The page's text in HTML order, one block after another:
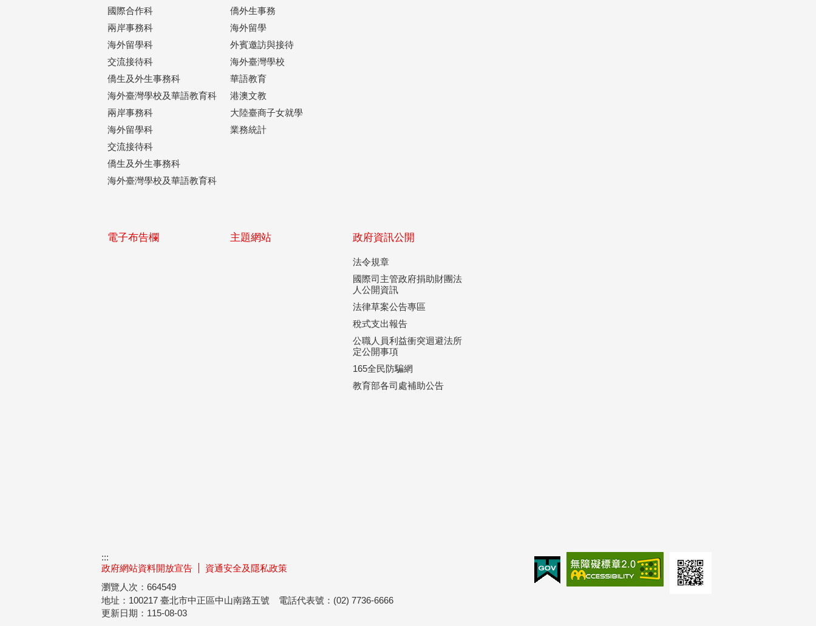
國際合作科
兩岸事務科
海外留學科
交流接待科
僑生及外生事務科
海外臺灣學校及華語教育科
兩岸事務科
海外留學科
交流接待科
僑生及外生事務科
海外臺灣學校及華語教育科
僑外生事務
海外留學
外賓邀訪與接待
海外臺灣學校
華語教育
港澳文教
大陸臺商子女就學
業務統計
電子布告欄 主題網站 政府資訊公開
法令規章
國際司主管政府捐助財團法
人公開資訊
法律草案公告專區
稅式支出報告
公職人員利益衝突迴避法所
定公開事項
165全民防騙網
教育部各司處補助公告
:::
政府網站資料開放宣告
資通安全及隱私政策
瀏覽人次： 664549
地址：100217 臺北市中正區中山南路五號 電話代表號：(02) 7736-6666
更新日期： 115-08-03